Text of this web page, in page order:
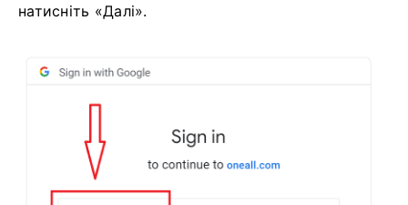
натисніть «Далі».